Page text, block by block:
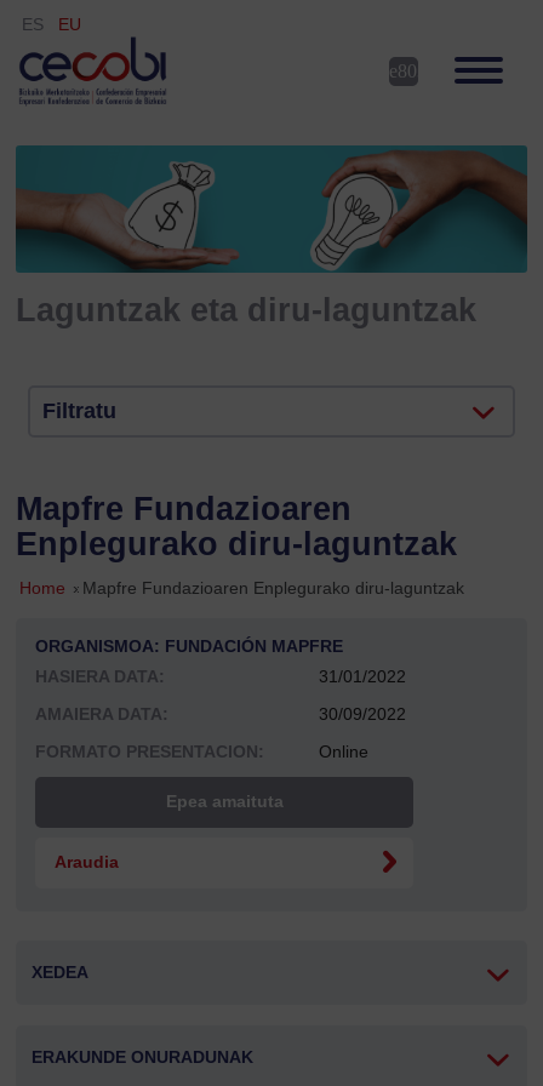
ES EU
Laguntzak eta diru-laguntzak
Filtratu
Mapfre Fundazioaren
Enplegurako diru-laguntzak
Home » Mapfre Fundazioaren Enplegurako diru-laguntzak
ORGANISMOA: FUNDACIÓN MAPFRE
HASIERA DATA:
31/01/2022
AMAIERA DATA:
30/09/2022
FORMATO PRESENTACION:
Online
Epea amaituta
Araudia
XEDEA
ERAKUNDE ONURADUNAK